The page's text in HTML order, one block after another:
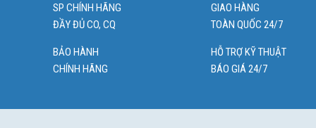
SP CHÍNH HÃNG
ĐẦY ĐỦ CO, CQ
GIAO HÀNG
TOÀN QUỐC 24/7
BẢO HÀNH
CHÍNH HÃNG
HỖ TRỢ KỸ THUẬT
BÁO GIÁ 24/7